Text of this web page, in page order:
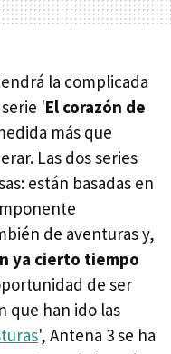
la complicada
'El corazón de
más que
Las dos series
están basadas en
de aventuras y,
ya cierto tiempo
de ser
que han ido las
', Antena 3 se ha